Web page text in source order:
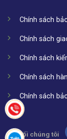
Chính sách
Chính sách
Chính sách
Chính sách
Chính sách
Kết nối chúng tôi